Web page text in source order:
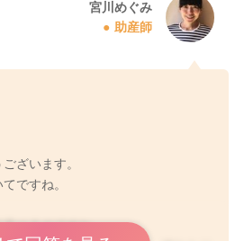
宮川めぐみ
助産師
ざいます。
ですね。
見せるのですね。